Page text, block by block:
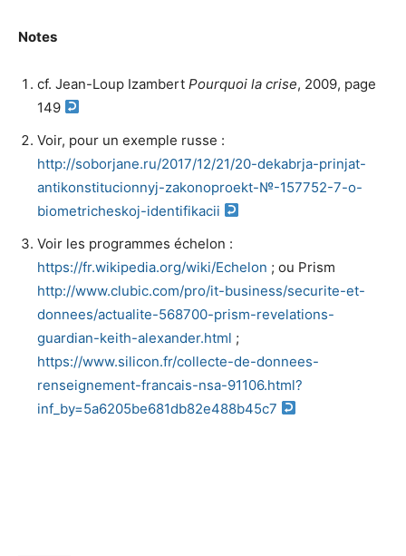
Notes
cf. Jean-Loup Izambert Pourquoi la crise, 2009, page
149
Voir, pour un exemple russe :
http://soborjane.ru/2017/12/21/20-dekabrja-prinjat-
antikonstitucionnyj-zakonoproekt-№-157752-7-o-
biometricheskoj-identifikacii
Voir les programmes échelon :
https://fr.wikipedia.org/wiki/Echelon ; ou Prism
http://www.clubic.com/pro/it-business/securite-et-
donnees/actualite-568700-prism-revelations-
guardian-keith-alexander.html ;
https://www.silicon.fr/collecte-de-donnees-
renseignement-francais-nsa-91106.html?
inf_by=5a6205be681db82e488b45c7